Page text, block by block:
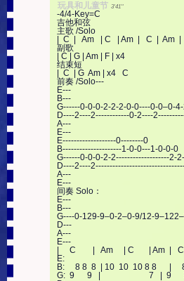
玩具和儿童节 3'41''
-4/4-Key=C
吉他和弦
主歌 /Solo
|  C  |   Am   | C   | Am  |   C  |  Am  |
副歌
| C | G | Am | F | x4
结束短
|  C  | G  Am | x4   C
前奏 /Solo---
E---
B---
G------0-0-0-2-2-2-0-0----0-0–0-
D----2----2------------0-2----
A---
E---
E-------------------0--------0
B---------------------1-0-0---1-0-0-0
G------0-0-0-2-2-------------------2-
D----2----
A---
E---
间奏 Solo：
E---
B---
G----0-129-9–0-2–0-9/12-
D---
A---
E---
|     C        |   Am     | C       | Am  |
E:
B:     8 8  8  | 10  10  10 8 8      |
G:  9      9   |                       7   |  9